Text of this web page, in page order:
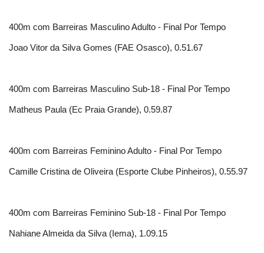
400m com Barreiras Masculino Adulto - Final Por Tempo
Joao Vitor da Silva Gomes (FAE Osasco), 0.51.67
400m com Barreiras Masculino Sub-18 - Final Por Tempo
Matheus Paula (Ec Praia Grande), 0.59.87
400m com Barreiras Feminino Adulto - Final Por Tempo
Camille Cristina de Oliveira (Esporte Clube Pinheiros), 0.55.97
400m com Barreiras Feminino Sub-18 - Final Por Tempo
Nahiane Almeida da Silva (Iema), 1.09.15